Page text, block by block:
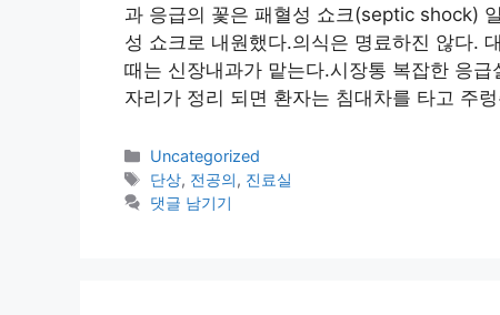
과 응급의 꽃은 패혈성 쇼크(septic shock)
성 쇼크로 내원했다.의식은 명료하진 않다.
때는 신장내과가 맡는다.시장통 복잡한 응
자리가 정리 되면 환자는 침대차를 타고 주
카
테
고
Uncategorized
태
그
단상, 전공의, 진료실
댓글 남기기